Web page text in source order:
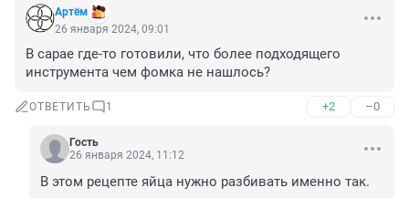
Aртём
26 января 2024, 09:01
В сарае где-то готовили, что более подходящего
инструмента чем фомка не нашлось?
ОТВЕТИТЬ 1 +2 –0
Гость
26 января 2024, 11:12
В этом рецепте яйца нужно разбивать именно так.